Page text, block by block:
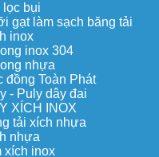
lọc bụi
gạt làm sạch băng tải
inox
inox 304
nhựa
đồng Toàn Phát
- Puly dây đai
XÍCH INOX
tải xích nhựa
nhựa
xích inox